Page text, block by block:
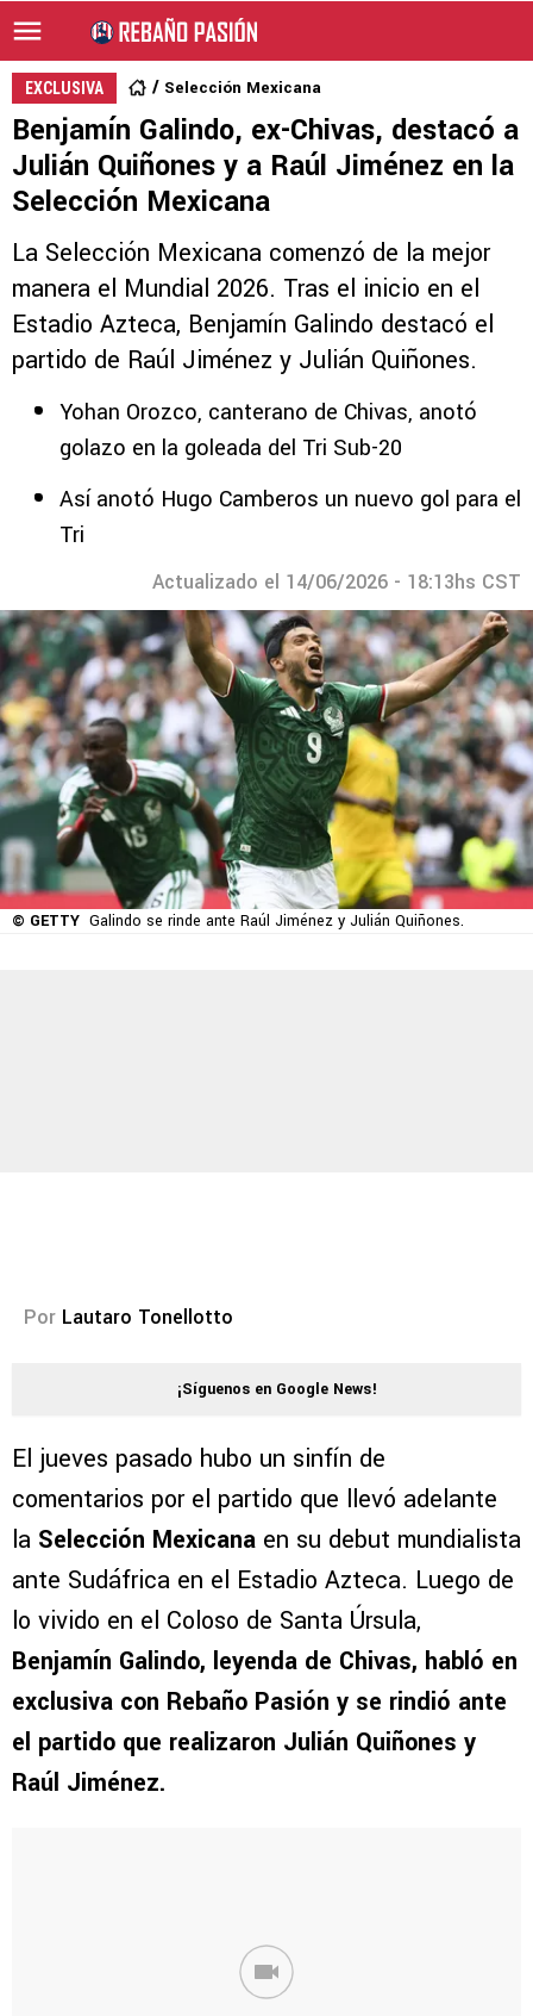
EXCLUSIVA Selección Mexicana
Benjamín Galindo, ex-Chivas, destacó a
Julián Quiñones y a Raúl Jiménez en la
Selección Mexicana
La Selección Mexicana comenzó de la mejor
manera el Mundial 2026. Tras el inicio en el
Estadio Azteca, Benjamín Galindo destacó el
partido de Raúl Jiménez y Julián Quiñones.
Yohan Orozco, canterano de Chivas, anotó
golazo en la goleada del Tri Sub-20
Así anotó Hugo Camberos un nuevo gol para el
Tri
Actualizado el 14/06/2026 - 18:13hs CST
© GETTY Galindo se rinde ante Raúl Jiménez y Julián Quiñones.
Por Lautaro Tonellotto
¡Síguenos en Google News!
El jueves pasado hubo un sinfín de
comentarios por el partido que llevó adelante
la Selección Mexicana en su debut mundialista
ante Sudáfrica en el Estadio Azteca. Luego de
lo vivido en el Coloso de Santa Úrsula,
Benjamín Galindo, leyenda de Chivas, habló en
exclusiva con Rebaño Pasión y se rindió ante
el partido que realizaron Julián Quiñones y
Raúl Jiménez.